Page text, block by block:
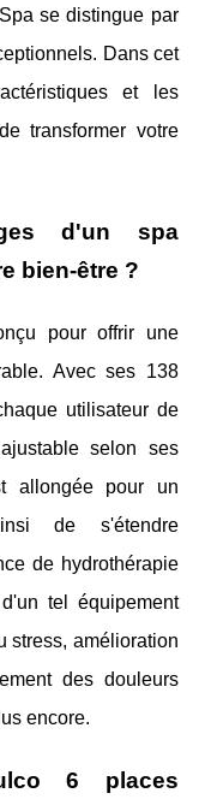
se distingue par
Dans cet
et les
transformer votre
d'un spa
bien-être ?
pour offrir une
Avec ses 138
utilisateur de
selon ses
allongée pour un
de s'étendre
de hydrothérapie
tel équipement
stress, amélioration
des douleurs
encore.
6 places